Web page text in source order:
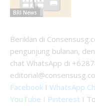
BRI News
Beriklan di
pengunjung bulanan,
chat WhatsApp di
Facebook I WhatsApp
YouTube I Pinterest I